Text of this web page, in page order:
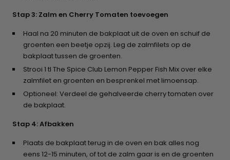
Stap 3: Zalm en Cherry Tomaten toevoegen
Haal na 20 minuten de bakplaat uit de oven en schuif de
groenten een beetje opzij. Leg de zalmfilets op de
bakplaat tussen de groenten.
Strooi 1 tl The Spice Club Lemon Pepper Fish Mix over elke
zalmfilet en groenten en besprenkel met limoensap.
Optioneel: Verdeel de gehalveerde cherry tomaten over
de bakplaat.
Stap 4: Afbakken
Plaats de bakplaat terug in de oven en bak alles nog
eens 12-15 minuten, of tot de zalm gaar is en de groenten